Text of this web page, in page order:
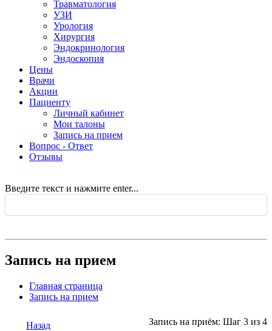
Травматология
УЗИ
Урология
Хирургия
Эндокринология
Эндоскопия
Цены
Врачи
Акции
Пациенту
Личный кабинет
Мои талоны
Запись на прием
Вопрос - Ответ
Отзывы
Введите текст и нажмите enter...
Запись на прием
Главная страница
Запись на прием
Назад Запись на приём: Шаг 3 из 4